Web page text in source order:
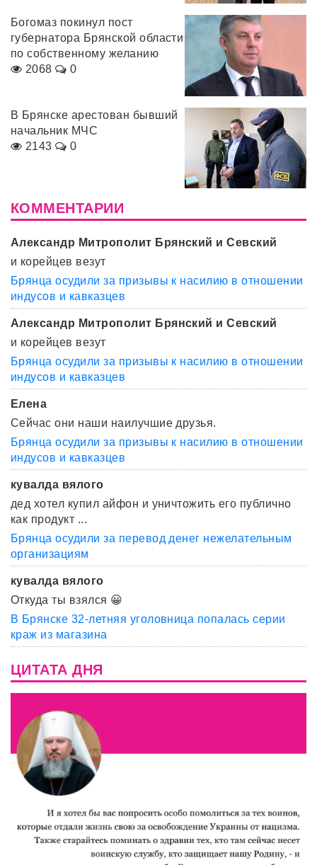
Богомаз покинул пост
губернатора Брянской области
по собственному желанию
2068
0
В Брянске арестован бывший
начальник МЧС
2143
0
КОММЕНТАРИИ
Александр Митрополит Брянский и Севский
и корейцев везут
Брянца осудили за призывы к насилию в отношении
индусов и кавказцев
Александр Митрополит Брянский и Севский
и корейцев везут
Брянца осудили за призывы к насилию в отношении
индусов и кавказцев
Елена
Сейчас они наши наилучшие друзья.
Брянца осудили за призывы к насилию в отношении
индусов и кавказцев
кувалда вялого
дед хотел купил айфон и уничтожить его публично
как продукт ...
Брянца осудили за перевод денег нежелательным
организациям
кувалда вялого
Откуда ты взялся 😀
В Брянске 32-летняя уголовница попалась серии
краж из магазина
ЦИТАТА ДНЯ